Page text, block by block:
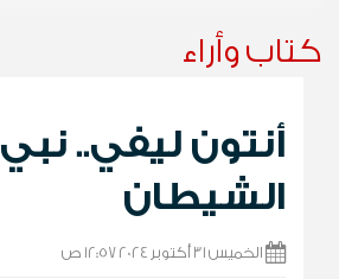
كتاب وأراء
أنتون ليفي.. نبي
الشيطان
الخميس 31 أكتوبر 2024 12:57 ص